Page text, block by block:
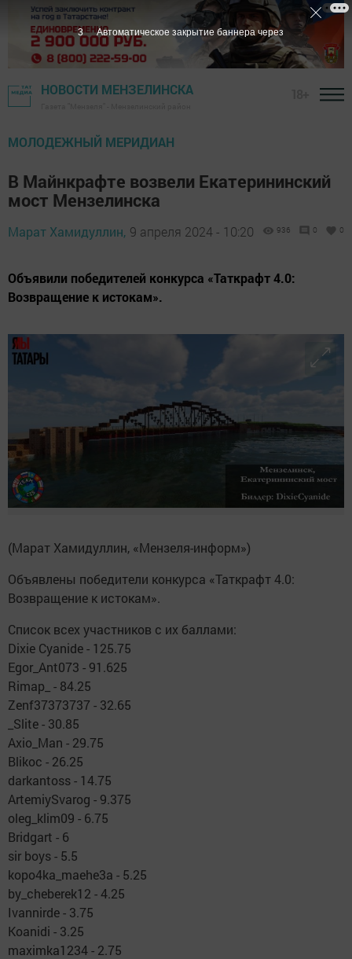
НОВОСТИ МЕНЗЕЛИНСКА
МОЛОДЕЖНЫЙ МЕРИДИАН
В Майнкрафте возвели Екатерининский
мост Мензелинска
Марат Хамидуллин, 9 апреля 2024 - 10:20 936 0 0
Объявили победителей конкурса «Таткрафт 4.0:
Возвращение к истокам».
(Марат Хамидуллин, «Мензеля-информ»)
Объявлены победители конкурса «Таткрафт 4.0:
Возвращение к истокам».
Список всех участников с их баллами:
Dixie Cyanide - 125.75
Egor_Ant073 - 91.625
Rimap_ - 84.25
Zenf37373737 - 32.65
_Slite - 30.85
Axio_Man - 29.75
Blikoc - 26.25
darkantoss - 14.75
ArtemiySvarog - 9.375
oleg_klim09 - 6.75
Bridgart - 6
sir boys - 5.5
kopo4ka_maehe3a - 5.25
by_cheberek12 - 4.25
Ivannirde - 3.75
Koanidi - 3.25
maximka1234 - 2.75
2 Автоматическое закрытие баннера через